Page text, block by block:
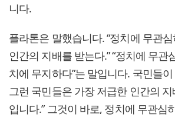
니다.
플라톤은 말했습니다. “정치에 무관
인간의 지배를 받는다.” “정치에 무관
치에 무지하다”는 말입니다. 국민들
그런 국민들은 가장 저급한 인간의
입니다.” 그것이 바로, 정치에 무관심